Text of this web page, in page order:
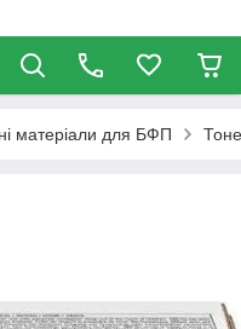
матеріали для БФП